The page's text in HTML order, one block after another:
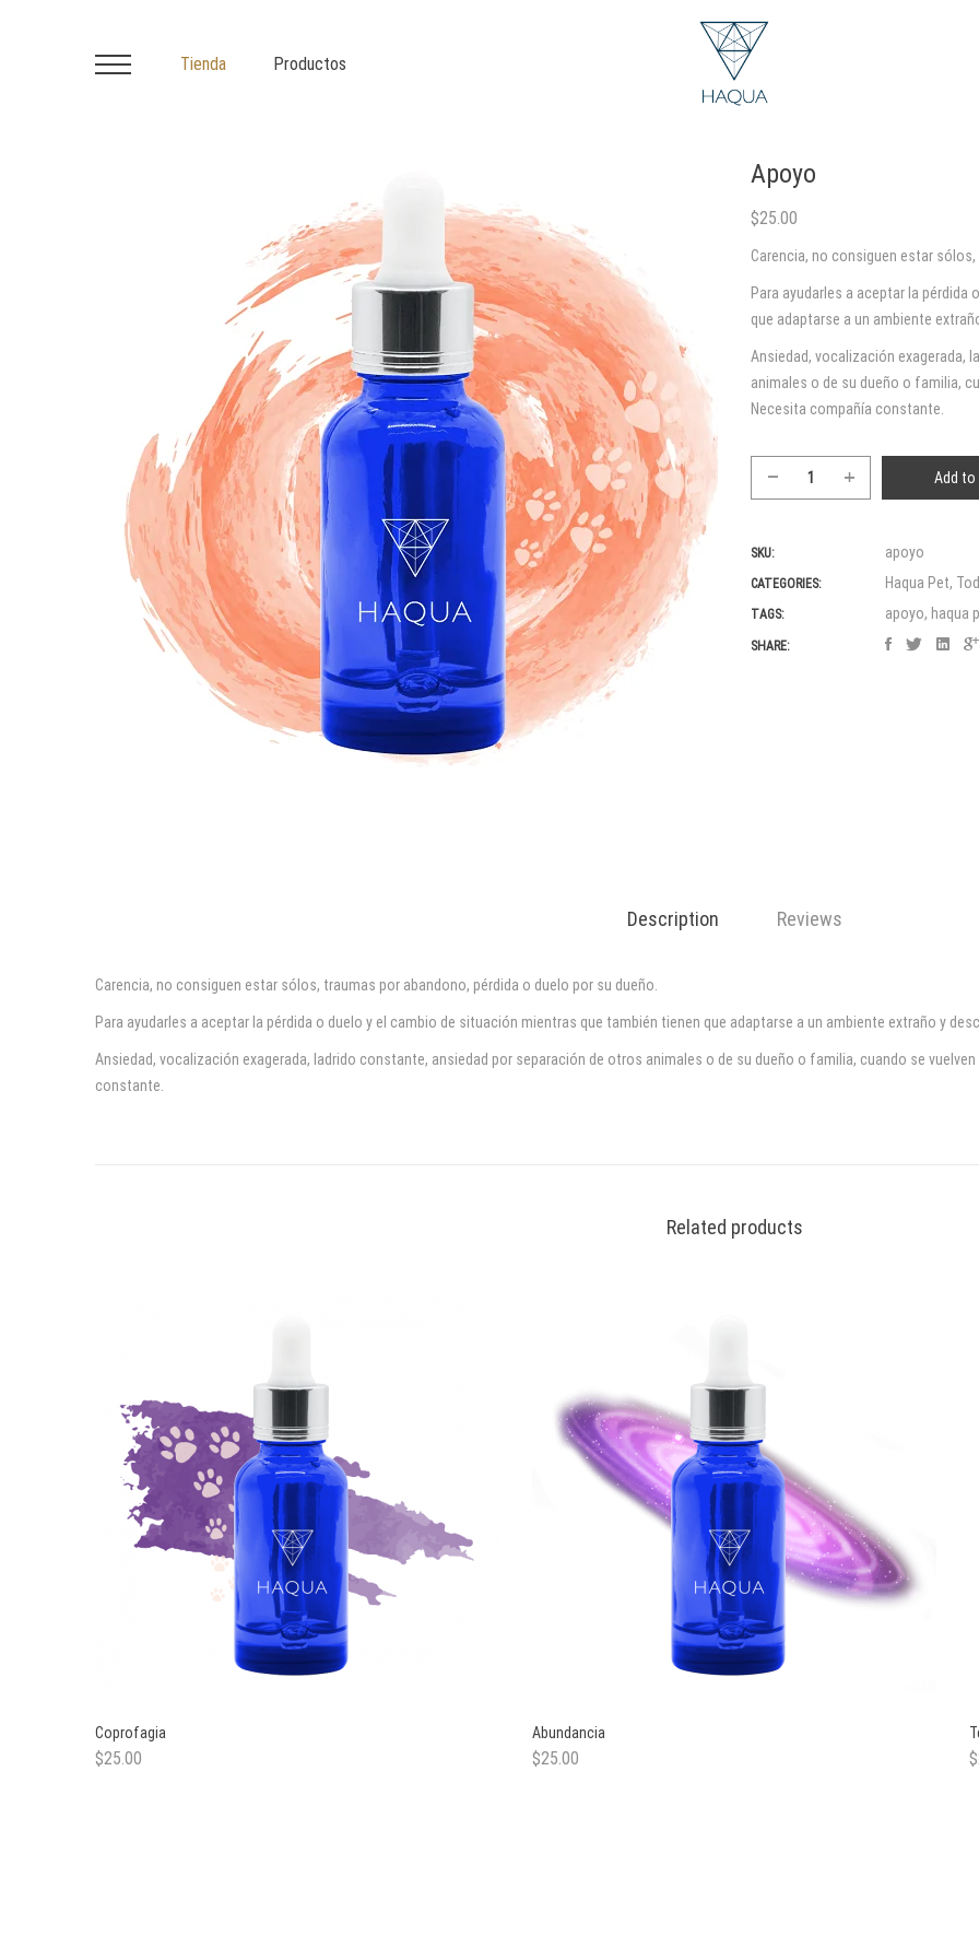
Primary
Tienda Productos
Apoyo
$25.00
Carencia, no consiguen estar
Para ayudarles a aceptar la
que adaptarse a un ambiente
Ansiedad, vocalización exagerada,
animales o de su dueño o familia,
Necesita compañía constante.
Apoyo
Add to
SKU: apoyo
CATEGORIES: Haqua Pet,
TAGS: apoyo, haqua
SHARE:
Description Reviews
D
e
s
Carencia, no consiguen estar sólos, traumas por abandono, pérdida o duelo por su dueño.
Para ayudarles a aceptar la pérdida o duelo y el cambio de situación mientras que también tienen que adaptarse a un ambiente extraño y
Ansiedad, vocalización exagerada, ladrido constante, ansiedad por separación de otros animales o de su dueño o familia, cuando se
constante.
Related products
Coprofagia
$25.00
Abundancia
$25.00 $